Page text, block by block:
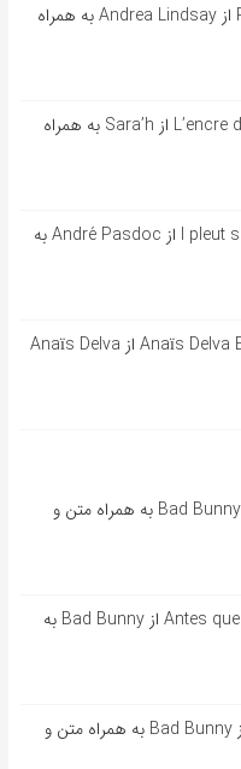
آهنگ فرانسوی Près de toi از Andrea Lindsay به همراه
آهنگ فرانسوی L’encre de tes yeux از Sara’h به همراه
آهنگ فرانسوی l pleut sur la route از André Pasdoc به
آهنگ فرانسوی Anaïs Delva Et je danse از Anaïs Delva
آهنگ اسپانیایی Andrea از Bad Bunny به همراه متن و
آهنگ اسپانیایی Antes que se acabe از Bad Bunny به
آهنگ اسپانیایی BOKeTE از Bad Bunny به همراه متن و